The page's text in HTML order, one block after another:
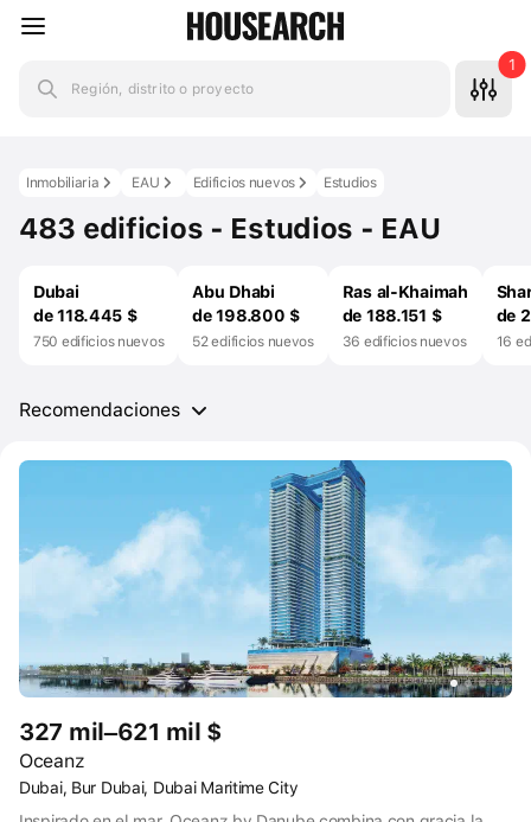
Región, distrito o proyecto
1
Estudios
Edificios nuevos
EAU
Inmobiliaria
483 edificios - Estudios - EAU
Dubai
de 118.445 $
750 edificios nuevos
Abu Dhabi
de 198.800 $
52 edificios nuevos
Ras al-Khaimah
de 188.151 $
36 edificios nuevos
de
16
Recomendaciones
327 mil–621 mil $
Oceanz
Dubai, Bur Dubai, Dubai Maritime City